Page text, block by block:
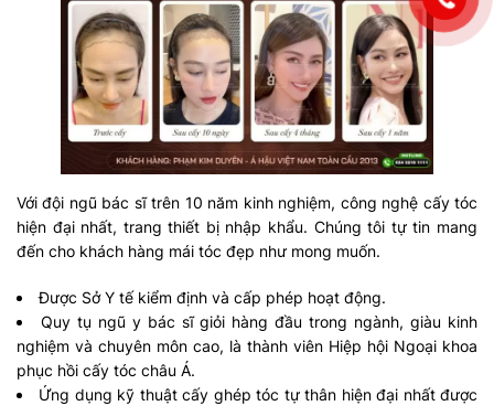
Với đội ngũ bác sĩ trên 10 năm kinh nghiệm, công nghệ cấy tóc
hiện đại nhất, trang thiết bị nhập khẩu. Chúng tôi tự tin mang
đến cho khách hàng mái tóc đẹp như mong muốn.
Được Sở Y tế kiểm định và cấp phép hoạt động.
Quy tụ ngũ y bác sĩ giỏi hàng đầu trong ngành, giàu kinh
nghiệm và chuyên môn cao, là thành viên Hiệp hội Ngoại khoa
phục hồi cấy tóc châu Á.
Ứng dụng kỹ thuật cấy ghép tóc tự thân hiện đại nhất được